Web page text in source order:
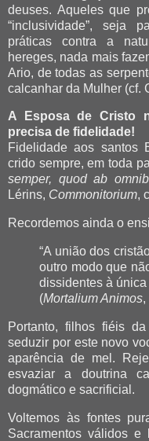
deuses. Aqueles que
“inclusividade”, seja
práticas contra a
hereges, nada mais
Ario, de todas as
calcanhar da Mulher (cf.
A Esposa de Cristo
precisa de fidelidade!
Fidelidade aos santos
crido sempre, em toda
semper, quod ab
Lérins, Commonitorium,
Recordemos ainda o
“A união dos
outro modo que
dissidentes à
(Mortalium Animos,
Portanto, filhos fiéis
seduzir por este novo
aparência de mel.
esvaziar a doutrina
dogmático e sacrificial.
Voltemos às fontes
Sacramentos válidos